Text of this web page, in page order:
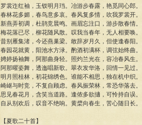
罗裳迮红袖，玉钗明月珰。冶游步春露，艳觅同心郎。
春林花多媚，春鸟意多哀。春风复多情，吹我罗裳开。
新燕弄初调，杜鹃竞晨鸣。画眉忘注口，游步散春情。
梅花落已尽，柳花随风散。叹我当春年，无人相要唤。
昔别雁集渚，今还燕巢梁。敢辞岁月久，但使逢春阳。
春园花就黄，阳池水方渌。酌酒初满杯，调弦始终曲。
娉婷扬袖舞，阿那曲身轻。照灼兰光在，容冶春风生。
阿那曜姿舞，透迤唱新歌。翠衣发华洛，回情一见过。
明月照桂林，初花锦绣色。谁能不相思，独在机中织。
崎岖与时竞，不复自顾虑。春风振荣林，常恐华落去。
思见春花月，含笑当道路。逢侬多欲擿，可怜持自误。
自从别欢后，叹音不绝响。黄檗向春生，苦心随日长。
【夏歌二十首】